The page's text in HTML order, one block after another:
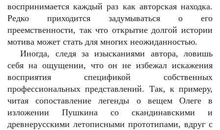
воспринимается каждый раз как авторская находка.
Редко приходится задумываться о его
преемственности, так что открытие долгой истории
мотива может стать для многих неожиданностью.
Иногда, следя за изысканиями автора, ловишь
себя на ощущении, что он не избежал искажения
восприятия спецификой собственных
профессиональных представлений. Так, к примеру,
читая сопоставление легенды о вещем Олеге в
изложении Пушкина со скандинавскими и
древнерусскими летописными прототипами, вдруг с